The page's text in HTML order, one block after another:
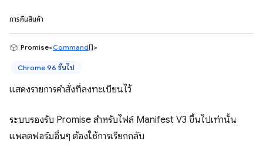
การคืนสินค้า
Promise<Command[]>
Chrome 96 ขึ้นไป
แสดงรายการคำสั่งที่ลงทะเบียนไว้
ระบบรองรับ Promise สำหรับไฟล์ Manifest V3 ขึ้นไปเท่านั้น
แพลตฟอร์มอื่นๆ ต้องใช้การเรียกกลับ